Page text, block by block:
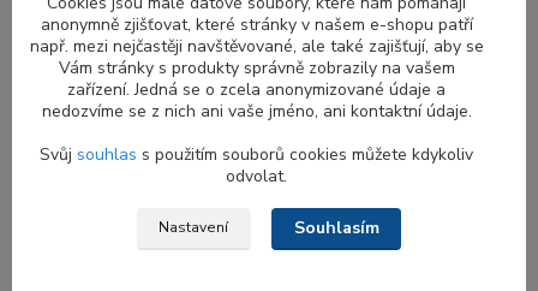
Záměna nepodsvícené DELL klavesnice za
variantu s LED podsvícením
Při výměněnepodsvícené klávesnice za klávesnici s podsvitem
identické, což může s sebou přinést nutnost výměny řady dalších
plastových dílů, včetně palmrestu či mřížky (shroudu) klávesnice.
Pokud si nejste jisti ohledně možnosti snadné výměny u svého
modelu, prosím kontaktujte naši zákaznickou podporu s
konkrétním sériovým označením notebooku (tzv. service tag) pro
anonymně zjišťovat, které stránky v našem e-shopu patří
např. mezi nejčastěji navštěvované, ale také zajišťují, aby se
Vám stránky s produkty správně zobrazily na vašem
zařízení. Jedná se o zcela anonymizované údaje a
nedozvíme se z nich ani vaše jméno, ani kontaktní údaje.
Svůj souhlas s použitím souborů cookies můžete kdykoliv
odvolat.
Nastavení Souhlasím